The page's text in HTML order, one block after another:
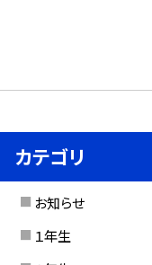
カテゴリ
お知らせ
１年生